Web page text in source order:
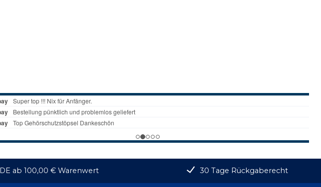
ab 100,00 € Warenwert 30 Tage Rückgaberecht